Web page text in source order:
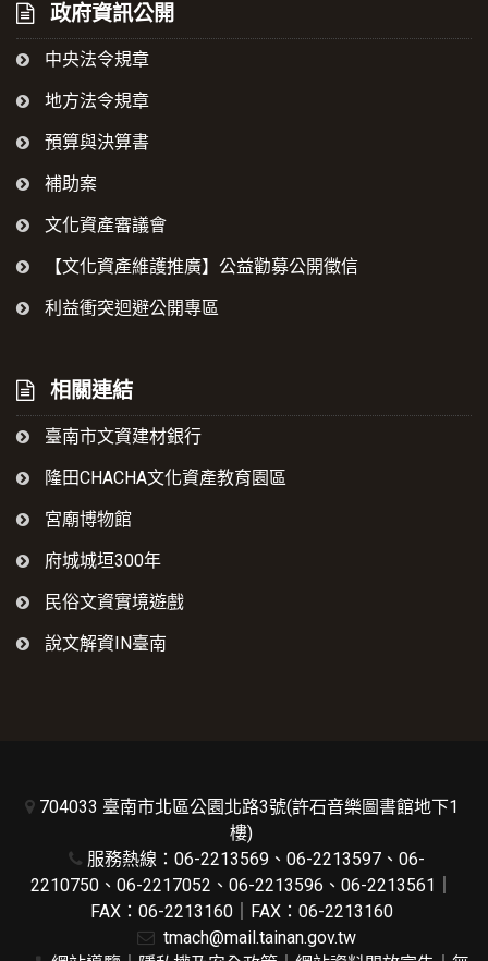
政府資訊公開
中央法令規章
地方法令規章
預算與決算書
補助案
文化資產審議會
【文化資產維護推廣】公益勸募公開徵信
利益衝突迴避公開專區
相關連結
臺南市文資建材銀行
隆田CHACHA文化資產教育園區
宮廟博物館
府城城垣300年
民俗文資實境遊戲
說文解資IN臺南
704033 臺南市北區公園北路3號(許石音樂圖書館地下1
樓)
服務熱線：06-2213569、06-2213597、06-
2210750、06-2217052、06-2213596、06-2213561｜
FAX：06-2213160｜FAX：06-2213160
tmach@mail.tainan.gov.tw